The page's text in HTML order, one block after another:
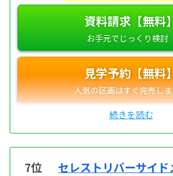
資料請求【無料】
見学予約【無料】
7位 セレストリバーサイ